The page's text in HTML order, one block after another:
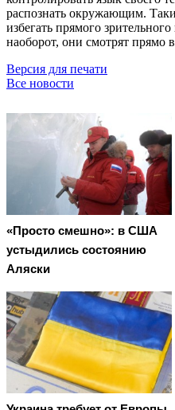
распознать окружающим.
избегать прямого
наоборот, они смотрят прямо в
Версия для печати
Все новости
«Просто смешно»: в США
устыдились состоянию
Аляски